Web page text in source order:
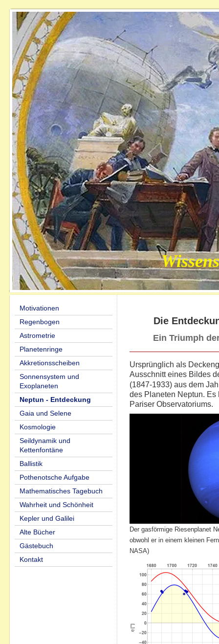
Motivationen
Regenbogen
Astrometrie
Planetenringe
Akkretionsscheiben
Sonnensystem und
Exoplaneten
Neptun - Entdeckung
Gaia und Selene
Kosmologie
Seildynamik und
Kettenfontäne
Ballistik
Pothenotsche Aufgabe
Mathematisches Tagebuch
Wahrheit und Schönheit
Kepler und Galilei
Alte Bücher
Gästebuch
Kontakt
Die
Ein Triumph
Ursprünglich als
Ausschnitt eines Bildes
(1847-1933) aus dem
des Planeten Neptun.
Pariser Observatoriums.
Der gasförmige Riesenplanet
obwohl er in einem kleinen
NASA)